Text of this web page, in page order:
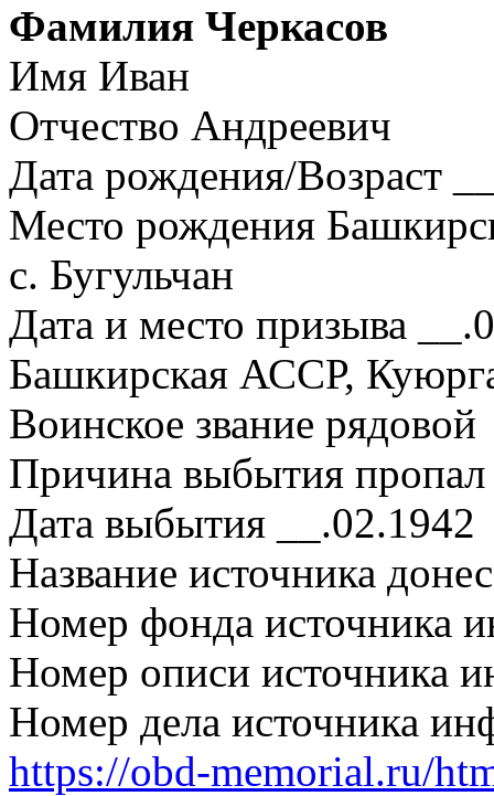
Фамилия Черкасов
Имя Иван
Отчество Андреевич
Дата рождения/Возраст
Место рождения
с. Бугульчан
Дата и место призыва
Башкирская АССР,
Воинское звание рядовой
Причина выбытия пропал
Дата выбытия __.02.1942
Название источника
Номер фонда источника
Номер описи источника
Номер дела источника
https://obd-memorial.ru/